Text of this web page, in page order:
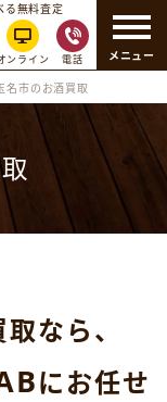
メニュー
る無料査定
ンライン 電話
名市のお酒買取
なら、
にお任せ